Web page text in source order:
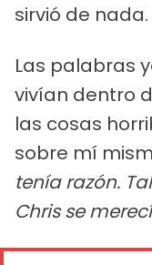
sirvió de nada.
Las palabras
vivían dentro
las cosas
sobre mí
tenía razón.
Chris se